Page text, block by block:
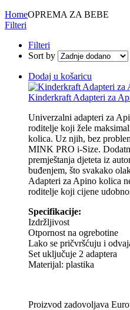
HomeOPREMA ZA BEBE
Filteri
Filteri
Sort by
Dodaj u košaricu
Kinderkraft Adapteri za
Univerzalni adapteri za
roditelje koji žele
kolica. Uz njih, bez
MINK PRO i-Size.
premještanja djeteta iz
buđenjem, što svakako
Adapteri za Apino kolica
roditelje koji cijene
Specifikacije:
Izdržljivost
Otpornost na ogrebotine
Lako se pričvršćuju i
Set uključuje 2 adaptera
Materijal: plastika
Proizvod zadovoljava